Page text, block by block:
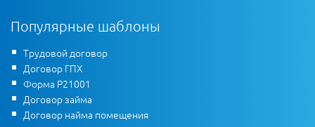
Популярные шаблоны
Трудовой договор
Договор ГПХ
Форма Р21001
Договор займа
Договор найма помещения